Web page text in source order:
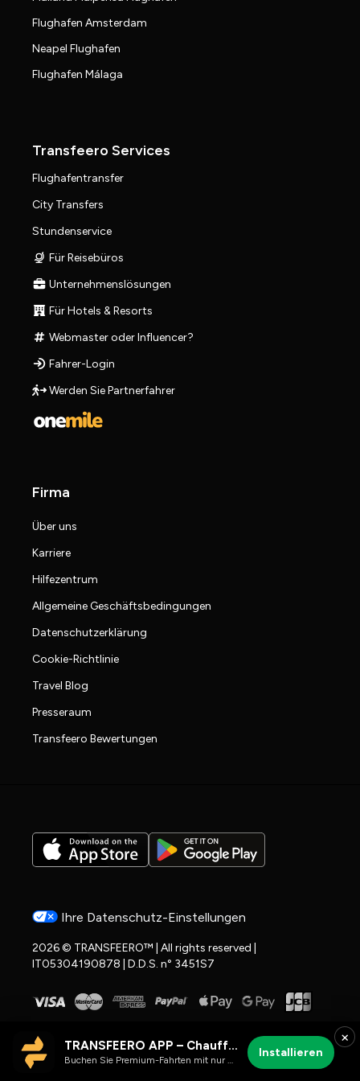
Flughafen Amsterdam
Neapel Flughafen
Flughafen Málaga
Transfeero Services
Flughafentransfer
City Transfers
Stundenservice
Für Reisebüros
Unternehmenslösungen
Für Hotels & Resorts
Webmaster oder Influencer?
Fahrer-Login
Werden Sie Partnerfahrer
Firma
Über uns
Karriere
Hilfezentrum
Allgemeine Geschäftsbedingungen
Datenschutzerklärung
Cookie-Richtlinie
Travel Blog
Presseraum
Transfeero Bewertungen
Ihre Datenschutz-Einstellungen
2026 © TRANSFEERO™ | All rights reserved |
IT05304190878 | D.D.S. n° 3451S7
×
TRANSFEERO APP – Chauffeur- & Flughafenfahrten
Buchen Sie Premium-Fahrten mit nur wenigen Klicks
Installieren